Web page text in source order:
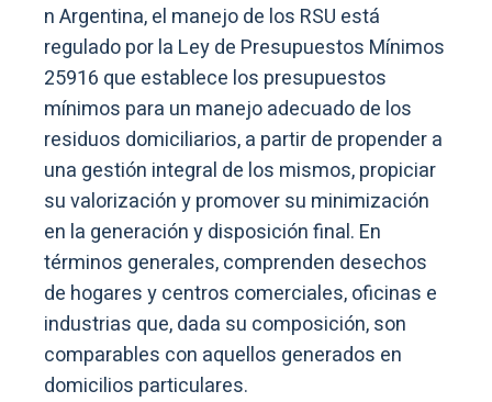
n Argentina, el manejo de los RSU está
regulado por la Ley de Presupuestos Mínimos
25916 que establece los presupuestos
mínimos para un manejo adecuado de los
residuos domiciliarios, a partir de propender a
una gestión integral de los mismos, propiciar
su valorización y promover su minimización
en la generación y disposición final. En
términos generales, comprenden desechos
de hogares y centros comerciales, oficinas e
industrias que, dada su composición, son
comparables con aquellos generados en
domicilios particulares.